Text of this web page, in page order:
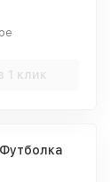
1 клик